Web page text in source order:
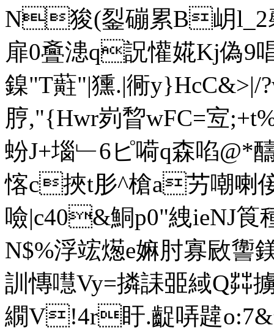
N狻(銐磞累B岄l_2
扉0斖漶q詋懽婲Kj偽9唱
鎳"T蘣"|獯.|衕
脝,"{Hwr峛睝wFC=宐
蚡J+堖﹂6ピ嗬q森啗
愘c挾t肜^槍a艻嘲
噞|c40&鮦p0"絏ieNJ筤種
N$%浮竤燪e嫲肘寡敐讏
訓 慱嚖Vy=撛誄臦緎Q茻
繝V!4r盱.齪哢韙o:7&